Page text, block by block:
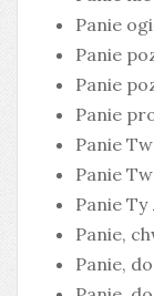
Panie
Panie
Panie
Panie
Panie
Panie
Panie
Panie,
Panie,